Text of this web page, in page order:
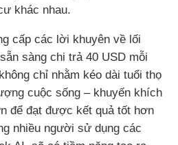
khác nhau.
cấp các lời khuyên về lối
sàng chi trả 40 USD mỗi
chỉ nhằm kéo dài tuổi thọ
cuộc sống – khuyến khích
để đạt được kết quả tốt hơn
nhiều người sử dụng các